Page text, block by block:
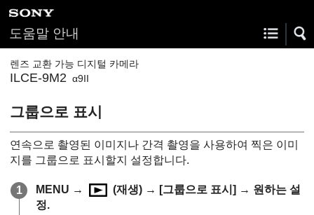
도움말 안내
렌즈 교환 가능 디지털 카메라
ILCE-9M2 α9II
그룹으로 표시
연속으로 촬영된 이미지나 간격 촬영을 사용하여 찍은 이미
지를 그룹으로 표시할지 설정합니다.
MENU → (재생) → [그룹으로 표시] → 원하는 설
정.